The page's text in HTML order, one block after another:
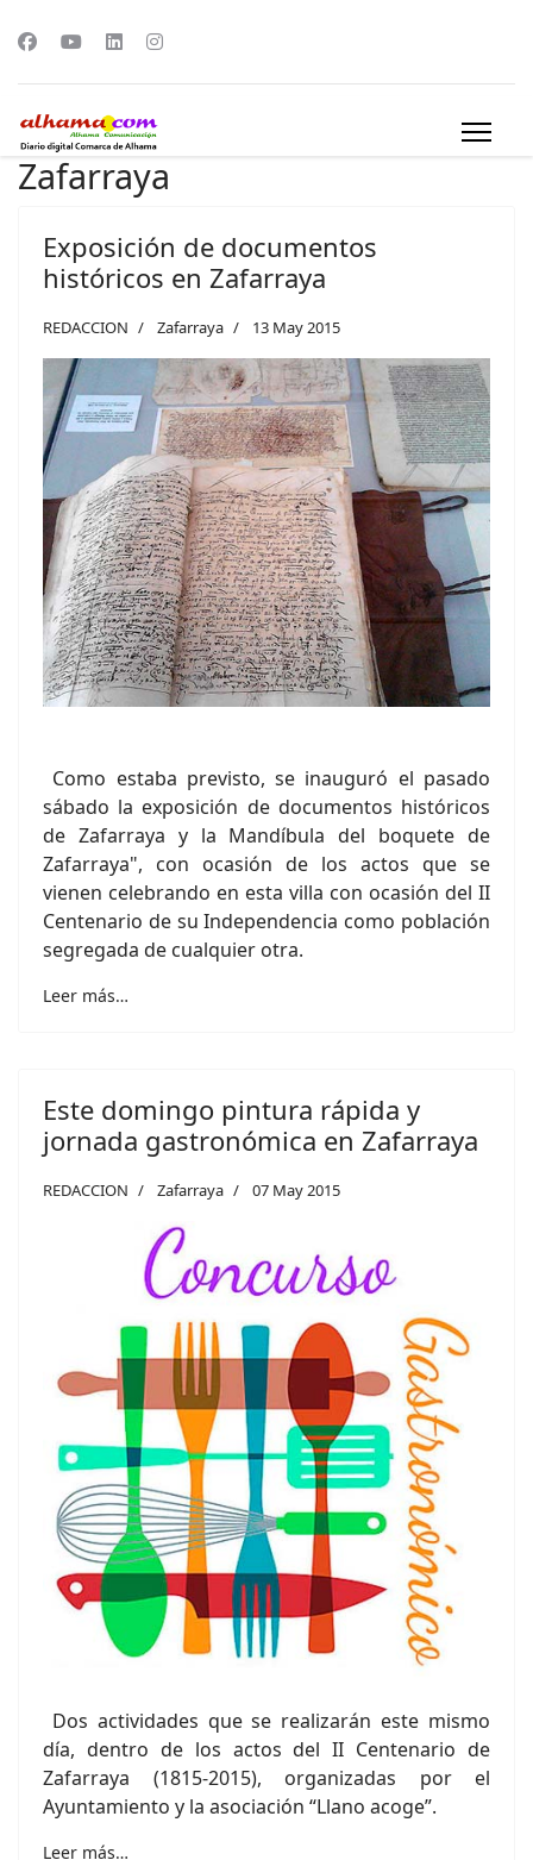
Zafarraya
Exposición de documentos
históricos en Zafarraya
REDACCION Zafarraya 13 May 2015
Como estaba previsto, se inauguró el pasado
sábado la exposición de documentos históricos
de Zafarraya y la Mandíbula del boquete de
Zafarraya", con ocasión de los actos que se
vienen celebrando en esta villa con ocasión del II
Centenario de su Independencia como población
segregada de cualquier otra.
Leer más…
Este domingo pintura rápida y
jornada gastronómica en Zafarraya
REDACCION Zafarraya 07 May 2015
Dos actividades que se realizarán este mismo
día, dentro de los actos del II Centenario de
Zafarraya (1815-2015), organizadas por el
Ayuntamiento y la asociación “Llano acoge”.
Leer más…